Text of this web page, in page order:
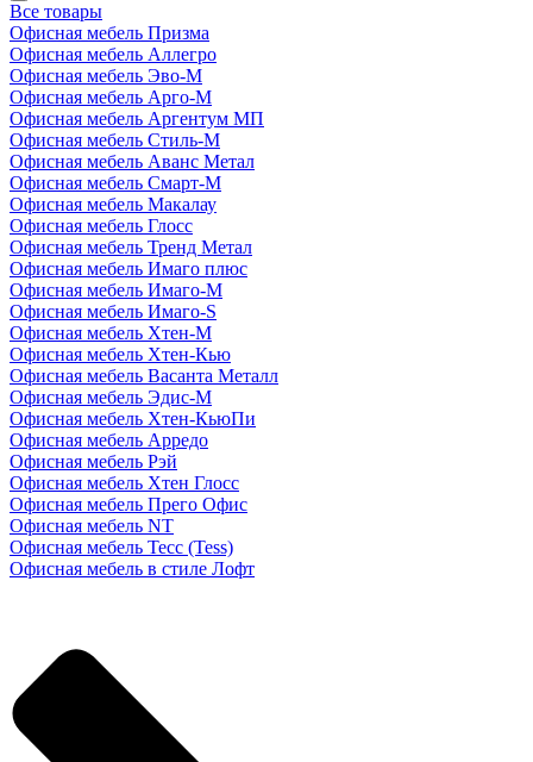
Все товары
Офисная мебель Призма
Офисная мебель Аллегро
Офисная мебель Эво-M
Офисная мебель Арго-М
Офисная мебель Аргентум МП
Офисная мебель Стиль-М
Офисная мебель Аванс Метал
Офисная мебель Смарт-М
Офисная мебель Макалау
Офисная мебель Глосс
Офисная мебель Тренд Метал
Офисная мебель Имаго плюс
Офисная мебель Имаго-М
Офисная мебель Имаго-S
Офисная мебель Хтен-M
Офисная мебель Хтен-Кью
Офисная мебель Васанта Металл
Офисная мебель Эдис-M
Офисная мебель Хтен-КьюПи
Офисная мебель Арредо
Офисная мебель Рэй
Офисная мебель Хтен Глосс
Офисная мебель Прего Офис
Офисная мебель NT
Офисная мебель Тесс (Tess)
Офисная мебель в стиле Лофт